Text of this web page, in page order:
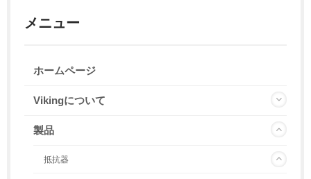
メニュー
ホームページ
Vikingについて
製品
抵抗器